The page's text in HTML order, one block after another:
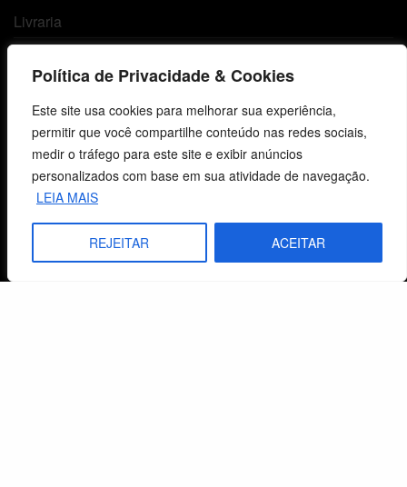
Política de Privacidade & Cookies
Este site usa cookies para melhorar sua experiência,
permitir que você compartilhe conteúdo nas redes sociais,
medir o tráfego para este site e exibir anúncios
personalizados com base em sua atividade de navegação.
LEIA MAIS
REJEITAR ACEITAR
Livraria
Lista de Desejos
Termos e Condições
Centro de Estudos Bíblicos